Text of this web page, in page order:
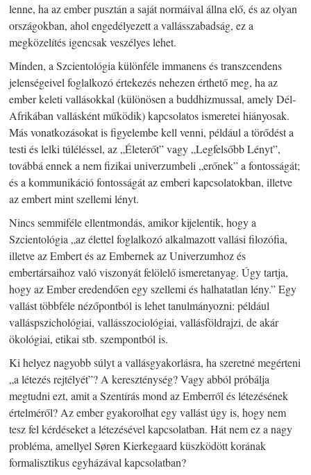
lenne, ha az ember pusztán a saját normáival állna elő, és az olyan
országokban, ahol engedélyezett a vallásszabadság, ez a
megközelítés igencsak veszélyes lehet.
Minden, a Szcientológia különféle immanens és transzcendens
jelenségeivel foglalkozó értekezés nehezen érthető meg, ha az
ember keleti vallásokkal (különösen a buddhizmussal, amely Dél-
Afrikában vallásként működik) kapcsolatos ismeretei hiányosak.
Más vonatkozásokat is figyelembe kell venni, például a törődést a
testi és lelki túléléssel, az „Életerőt” vagy „Legfelsőbb Lényt”,
továbbá ennek a nem fizikai univerzumbeli „erőnek” a fontosságát;
és a kommunikáció fontosságát az emberi kapcsolatokban, illetve
az embert mint szellemi lényt.
Nincs semmiféle ellentmondás, amikor kijelentik, hogy a
Szcientológia „az élettel foglalkozó alkalmazott vallási filozófia,
illetve az Embert és az Embernek az Univerzumhoz és
embertársaihoz való viszonyát felölelő ismeretanyag. Úgy tartja,
hogy az Ember eredendően egy szellemi és halhatatlan lény.” Egy
vallást többféle nézőpontból is lehet tanulmányozni: például
valláspszichológiai, vallásszociológiai, vallásföldrajzi, de akár
ökológiai, etikai stb. szempontból is.
Ki helyez nagyobb súlyt a vallásgyakorlásra, ha szeretné megérteni
„a létezés rejtélyét”? A kereszténység? Vagy abból próbálja
megtudni ezt, amit a Szentírás mond az Emberről és létezésének
értelméről? Az ember gyakorolhat egy vallást úgy is, hogy nem
tesz fel kérdéseket a létezésével kapcsolatban. Hát nem ez a nagy
probléma, amellyel Søren Kierkegaard küszködött korának
formalisztikus egyházával kapcsolatban?